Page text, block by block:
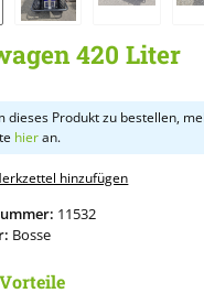
420 Liter
dieses Produkt zu bestellen,
hieran.
hinzufügen
11532
Bosse